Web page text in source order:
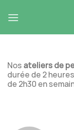
content
Nos ateliers de
durée de 2
de 2h30 en